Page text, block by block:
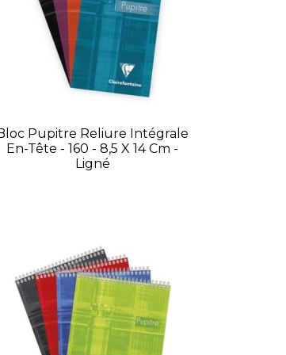
Pupitre Reliure Intégrale
En-Tête - 160 - 8,5 X 14 Cm -
Ligné